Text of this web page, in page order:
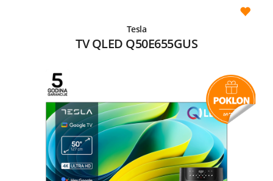
Tesla
TV QLED Q50E655GUS